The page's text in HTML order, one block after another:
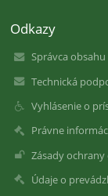
Odkazy
Správca obsahu
Technická
Vyhlásenie o
Právne
Zásady
Údaje o